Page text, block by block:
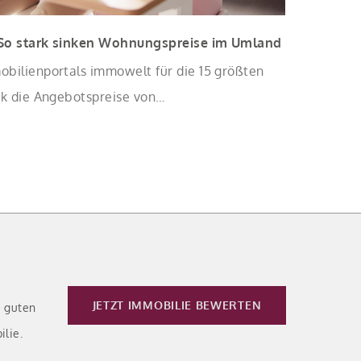
stark sinken Wohnungspreise im Umland
immowelt für die 15 größten
die Angebotspreise von
guten
JETZT IMMOBILIE BEWERTEN